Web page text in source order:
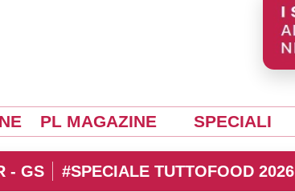
PL MAGAZINE SPECIALI
- GS #SPECIALE TUTTOFOOD 2026